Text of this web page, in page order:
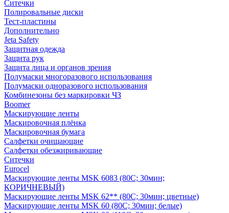
Ситечки
Полировальные диски
Тест-пластины
Дополнительно
Jeta Safety
Защитная одежда
Защита рук
Защита лица и органов зрения
Полумаски многоразового использования
Полумаски одноразового использования
Комбинезоны без маркировки ЧЗ
Boomer
Маскирующие ленты
Маскировочная плёнка
Маскировочная бумага
Салфетки очищающие
Салфетки обезжиривающие
Ситечки
Euroсel
Маскирующие ленты MSK 6083 (80С; 30мин;
КОРИЧНЕВЫЙ)
Маскирующие ленты MSK 62** (80С; 30мин; цветные)
Маскирующие ленты MSK 60 (80С; 30мин; белые)